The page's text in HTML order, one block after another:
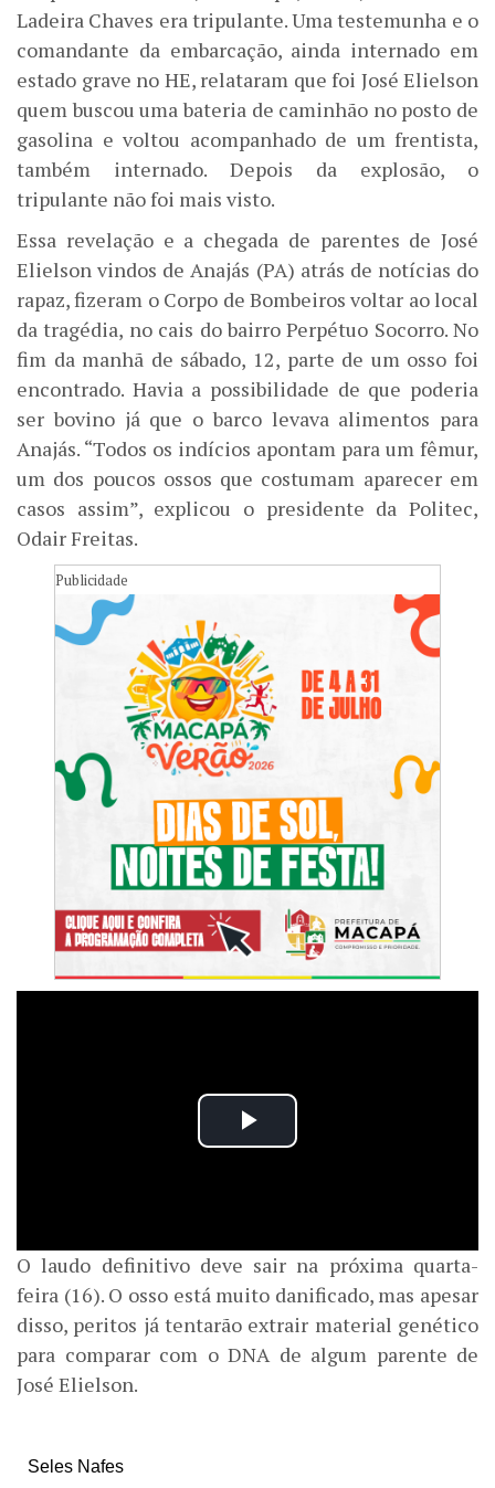
Ladeira Chaves era tripulante. Uma testemunha e o
comandante da embarcação, ainda internado em
estado grave no HE, relataram que foi José Elielson
quem buscou uma bateria de caminhão no posto de
gasolina e voltou acompanhado de um frentista,
também internado. Depois da explosão, o
tripulante não foi mais visto.
Essa revelação e a chegada de parentes de José
Elielson vindos de Anajás (PA) atrás de notícias do
rapaz, fizeram o Corpo de Bombeiros voltar ao local
da tragédia, no cais do bairro Perpétuo Socorro. No
fim da manhã de sábado, 12, parte de um osso foi
encontrado. Havia a possibilidade de que poderia
ser bovino já que o barco levava alimentos para
Anajás. “Todos os indícios apontam para um fêmur,
um dos poucos ossos que costumam aparecer em
casos assim”, explicou o presidente da Politec,
Odair Freitas.
Publicidade
O laudo definitivo deve sair na próxima quarta-
feira (16). O osso está muito danificado, mas apesar
disso, peritos já tentarão extrair material genético
para comparar com o DNA de algum parente de
José Elielson.
Seles Nafes